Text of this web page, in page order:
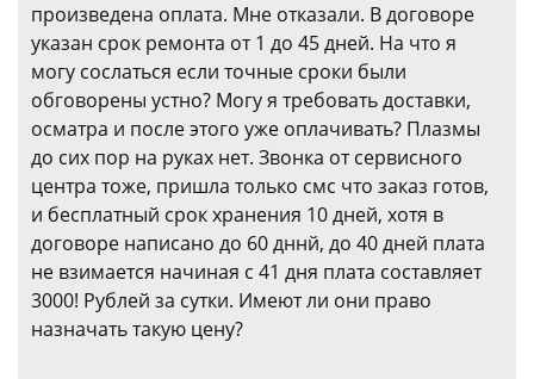
произведена оплата. Мне отказали. В договоре
указан срок ремонта от 1 до 45 дней. На что я
могу сослаться если точные сроки были
обговорены устно? Могу я требовать доставки,
осматра и после этого уже оплачивать? Плазмы
до сих пор на руках нет. Звонка от сервисного
центра тоже, пришла только смс что заказ готов,
и бесплатный срок хранения 10 дней, хотя в
договоре написано до 60 дннй, до 40 дней плата
не взимается начиная с 41 дня плата составляет
3000! Рублей за сутки. Имеют ли они право
назначать такую цену?